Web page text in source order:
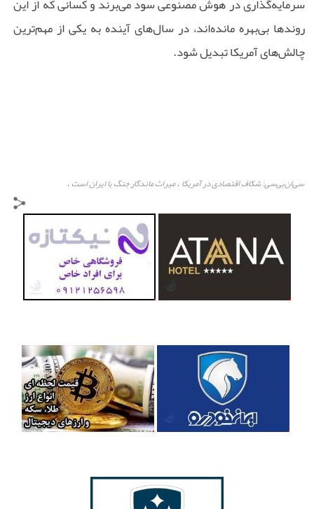
روندها بی‌بهره مانده‌اند، در سال‌های آینده به یکی از مهم‌ترین
چالش‌های آمریکا تبدیل شود.
سی‌ان‌بی‌سی: شکاف اقتصادی در آمریکا ،میراث ماندگار جنگ با ایران است ،